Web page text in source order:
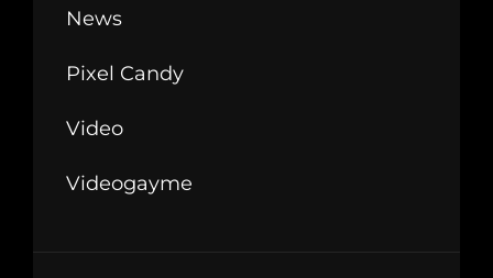
News
Pixel Candy
Video
Videogayme